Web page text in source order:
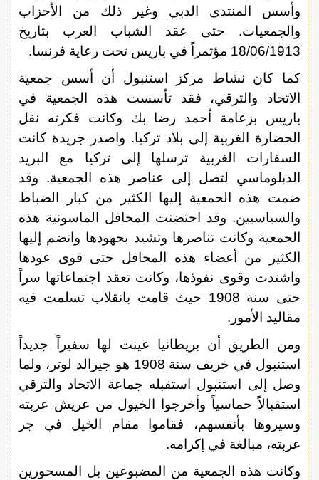
وأسس المنتدى الدبي وغير ذلك من الأحزاب
والجمعيات. حتى عقد الشباب العرب بتاريخ
18/06/1913 مؤتمراً في باريس تحت رعاية فرنسا.
كما كان نشاط مركز استنبول أن أسس جمعية
الاتحاد والترقي، فقد تأسست هذه الجمعية في
باريس بزعامة أحمد رضا بك وكانت فكرته نقل
الحضارة الغربية إلى بلاد تركيا. واصدر جريدة كانت
السفارات الغربية ترسلها إلى تركيا مع البريد
الدبلوماسي لتصل إلى عناصر هذه الجمعية. وقد
ضمت هذه الجمعية إليها الكثير من كبار الضباط
والسياسيين. وقد احتضنت المحافل الماسونية هذه
الجمعية وكانت تناصرها وتشيد بجهودها وانضم إليها
الكثير من أعضاء هذه المحافل حتى قوى عودها
واشتدت وقوى نفوذها، وكانت تعقد اجتماعاتها سراً
حتى سنة 1908 حيث قامت بانقلاب تسلمت فيه
مقاليد الأمور.
ومن الطريق أن بريطانيا عينت لها سفيراً جديداً
استنبول في خريف سنة 1908 هو جيرالد لوتر، ولما
وصل إلى استنبول استقبله جماعة الاتحاد والترقي
استقبالاً حماسياً وأخرجوا الخيول من عريش عربته
وسيروها بأنفسهم، فقاموا مقام الخيل في جر
عربته، مبالغة في إكرامه.
وكانت هذه الجمعية من المضبوعين بل المسحورين